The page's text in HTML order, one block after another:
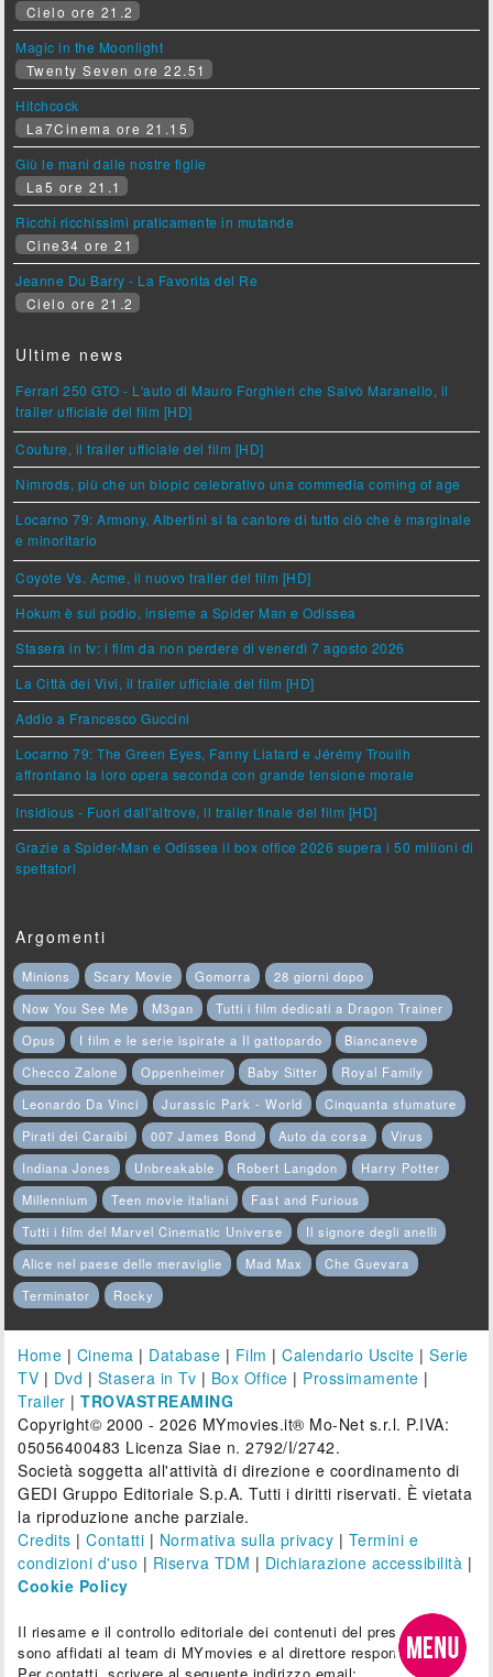
Cielo ore 21.2
Magic in the Moonlight
Twenty Seven ore 22.51
Hitchcock
La7Cinema ore 21.15
Giù le mani dalle nostre figlie
La5 ore 21.1
Ricchi ricchissimi praticamente in mutande
Cine34 ore 21
Jeanne Du Barry - La Favorita del Re
Cielo ore 21.2
Ultime news
Ferrari 250 GTO - L'auto di Mauro Forghieri che Salvò Maranello, il
trailer ufficiale del film [HD]
Couture, il trailer ufficiale del film [HD]
Nimrods, più che un biopic celebrativo una commedia coming of age
Locarno 79: Armony, Albertini si fa cantore di tutto ciò che è marginale
e minoritario
Coyote Vs. Acme, il nuovo trailer del film [HD]
Hokum è sul podio, insieme a Spider Man e Odissea
Stasera in tv: i film da non perdere di venerdì 7 agosto 2026
La Città dei Vivi, il trailer ufficiale del film [HD]
Addio a Francesco Guccini
Locarno 79: The Green Eyes, Fanny Liatard e Jérémy Trouilh
affrontano la loro opera seconda con grande tensione morale
Insidious - Fuori dall'altrove, il trailer finale del film [HD]
Grazie a Spider-Man e Odissea il box office 2026 supera i 50 milioni di
spettatori
Argomenti
Minions Scary Movie Gomorra
28 giorni dopo
Now You See Me
M3gan
Tutti i film dedicati a Dragon Trainer
Opus
I film e le serie ispirate a Il gattopardo
Biancaneve
Checco Zalone
Oppenheimer Baby Sitter
Royal Family
Leonardo Da Vinci
Jurassic Park - World
Cinquanta sfumature
Pirati dei Caraibi
007 James Bond Auto da corsa
Virus
Indiana Jones
Unbreakable Robert Langdon
Harry Potter
Millennium
Teen movie italiani
Fast and Furious
Tutti i film del Marvel Cinematic Universe
Il signore degli anelli
Alice nel paese delle meraviglie
Mad Max
Che Guevara
Terminator
Rocky
Home | Cinema | Database | Film |Calendario Uscite |Serie
TV | Dvd | Stasera in Tv | Box Office | Prossimamente |
Trailer |TROVASTREAMING
Copyright© 2000 - 2026 MYmovies.it® Mo-Net s.r.l. P.IVA:
05056400483 Licenza Siae n. 2792/I/2742.
Società soggetta all'attività di direzione e coordinamento di
GEDI Gruppo Editoriale S.p.A. Tutti i diritti riservati. È vietata
la riproduzione anche parziale.
Credits |Contatti | Normativa sulla privacy | Termini e
condizioni d'uso | Riserva TDM | Dichiarazione accessibilità |
Cookie Policy
Il riesame e il controllo editoriale dei contenuti del presente sito
sono affidati al team di MYmovies e al direttore responsabile.